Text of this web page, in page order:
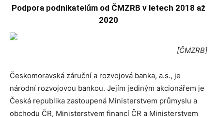
Podpora podnikatelům od ČMZRB v letech 2018 až
2020
[ČMZRB]
Českomoravská záruční a rozvojová banka, a.s., je
národní rozvojovou bankou. Jejím jediným akcionářem je
Česká republika zastoupená Ministerstvem průmyslu a
obchodu ČR, Ministerstvem financí ČR a Ministerstvem